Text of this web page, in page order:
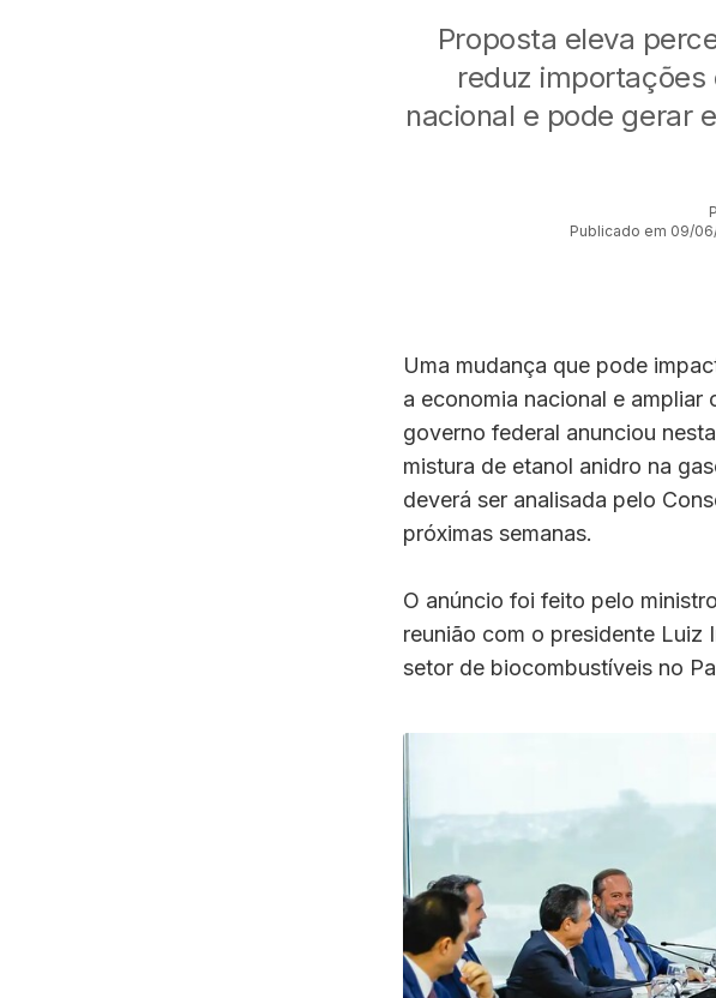
Proposta eleva
reduz
nacional e pode gerar
Publicado em 09/
Uma mudança que pode
a economia nacional e ampliar
governo federal anunciou
mistura de etanol anidro na
deverá ser analisada pelo
próximas semanas.
O anúncio foi feito pelo
reunião com o presidente Luiz
setor de biocombustíveis no